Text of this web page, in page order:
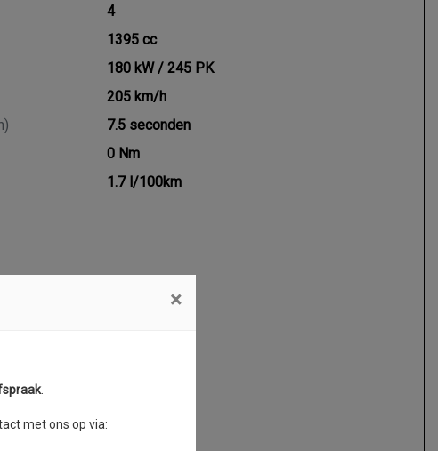
4
1395 cc
180 kW / 245 PK
205 km/h
7.5 seconden
0 Nm
1.7 l/100km
×
.
met ons op via: